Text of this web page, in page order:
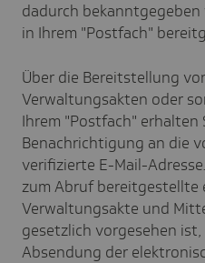
dadurch bekanntgegeben
in Ihrem "Postfach"
Über die Bereitstellung
Verwaltungsakten oder
Ihrem "Postfach" erhalten
Benachrichtigung an die
verifizierte E-Mail-
zum Abruf bereitgestellte
Verwaltungsakte und
gesetzlich vorgesehen
Absendung der